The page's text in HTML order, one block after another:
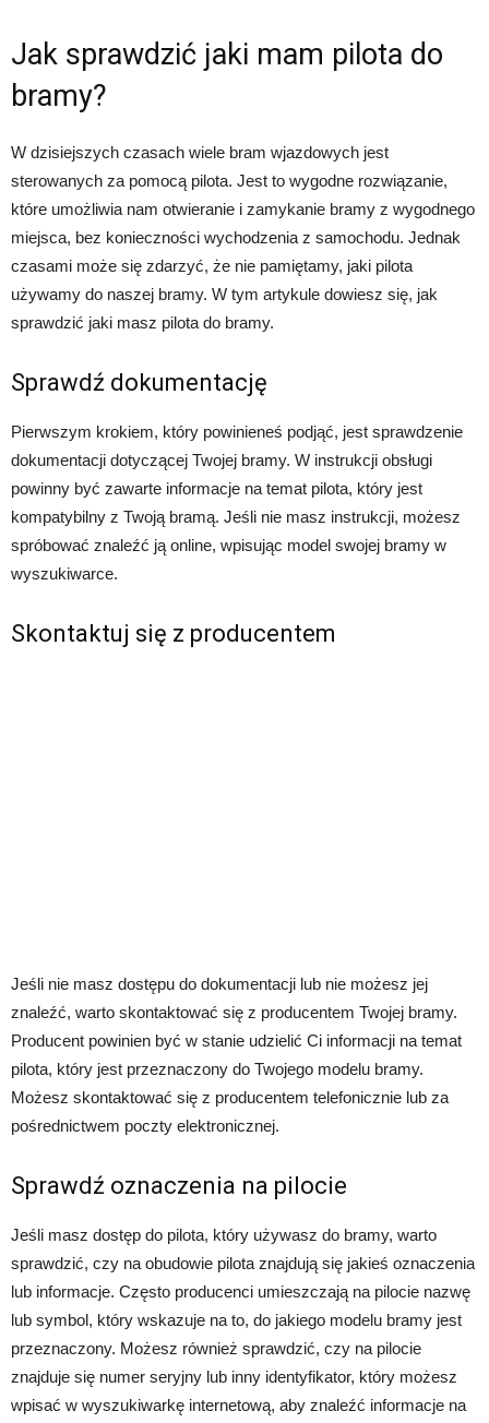
Jak sprawdzić jaki mam pilota do
bramy?
W dzisiejszych czasach wiele bram wjazdowych jest
sterowanych za pomocą pilota. Jest to wygodne rozwiązanie,
które umożliwia nam otwieranie i zamykanie bramy z wygodnego
miejsca, bez konieczności wychodzenia z samochodu. Jednak
czasami może się zdarzyć, że nie pamiętamy, jaki pilota
używamy do naszej bramy. W tym artykule dowiesz się, jak
sprawdzić jaki masz pilota do bramy.
Sprawdź dokumentację
Pierwszym krokiem, który powinieneś podjąć, jest sprawdzenie
dokumentacji dotyczącej Twojej bramy. W instrukcji obsługi
powinny być zawarte informacje na temat pilota, który jest
kompatybilny z Twoją bramą. Jeśli nie masz instrukcji, możesz
spróbować znaleźć ją online, wpisując model swojej bramy w
wyszukiwarce.
Skontaktuj się z producentem
Jeśli nie masz dostępu do dokumentacji lub nie możesz jej
znaleźć, warto skontaktować się z producentem Twojej bramy.
Producent powinien być w stanie udzielić Ci informacji na temat
pilota, który jest przeznaczony do Twojego modelu bramy.
Możesz skontaktować się z producentem telefonicznie lub za
pośrednictwem poczty elektronicznej.
Sprawdź oznaczenia na pilocie
Jeśli masz dostęp do pilota, który używasz do bramy, warto
sprawdzić, czy na obudowie pilota znajdują się jakieś oznaczenia
lub informacje. Często producenci umieszczają na pilocie nazwę
lub symbol, który wskazuje na to, do jakiego modelu bramy jest
przeznaczony. Możesz również sprawdzić, czy na pilocie
znajduje się numer seryjny lub inny identyfikator, który możesz
wpisać w wyszukiwarkę internetową, aby znaleźć informacje na